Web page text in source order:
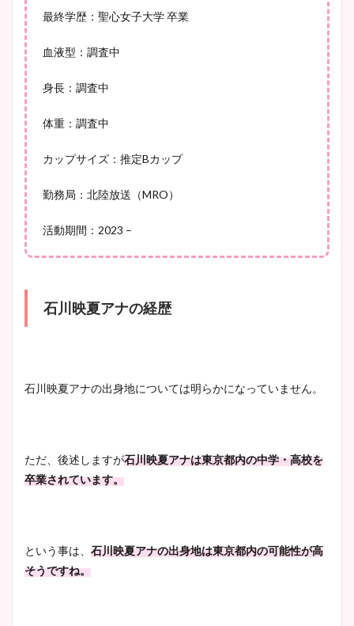
鈴木唯の太ってた時の体重が
イエット方は？昔と現在を画
豊島実季アナのカップ画像ま
とめ！美脚や水着姿に年齢も
まとめた！
最終学歴：聖心女子大学 卒業
血液型：調査中
身長：調査中
体重：調査中
カップサイズ：推定Bカップ
勤務局：北陸放送（MRO）
活動期間：2023 –
石川映夏アナの経歴
石川映夏アナの出身地については明らかになっていません。
ただ、後述しますが石川映夏アナは東京都内の中学・高校を
卒業されています。
という事は、 石川映夏アナの出身地は東京都内の可能性が高
そうですね。